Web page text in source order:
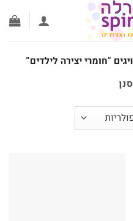
“חומרי יצירה לילדים”
סנן